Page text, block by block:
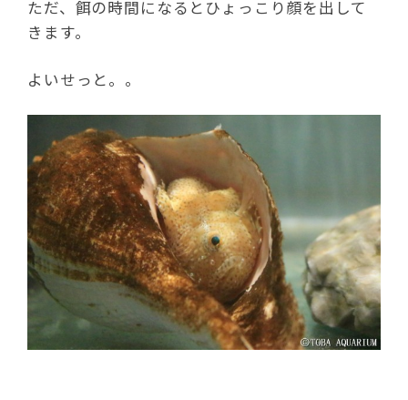
ただ、餌の時間になるとひょっこり顔を出して
きます。
よいせっと。。